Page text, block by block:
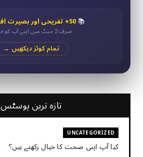
📚50+ تفریحی اور بصیرت افروز کوئز
صرف 2 منٹ میں اپنے آپ کو جانیں
تمام کوئز دیکھیں →
تازہ ترین پوسٹس
UNCATEGORIZED
کیا آپ اپنی صحت کا خیال رکھتے ہیں؟